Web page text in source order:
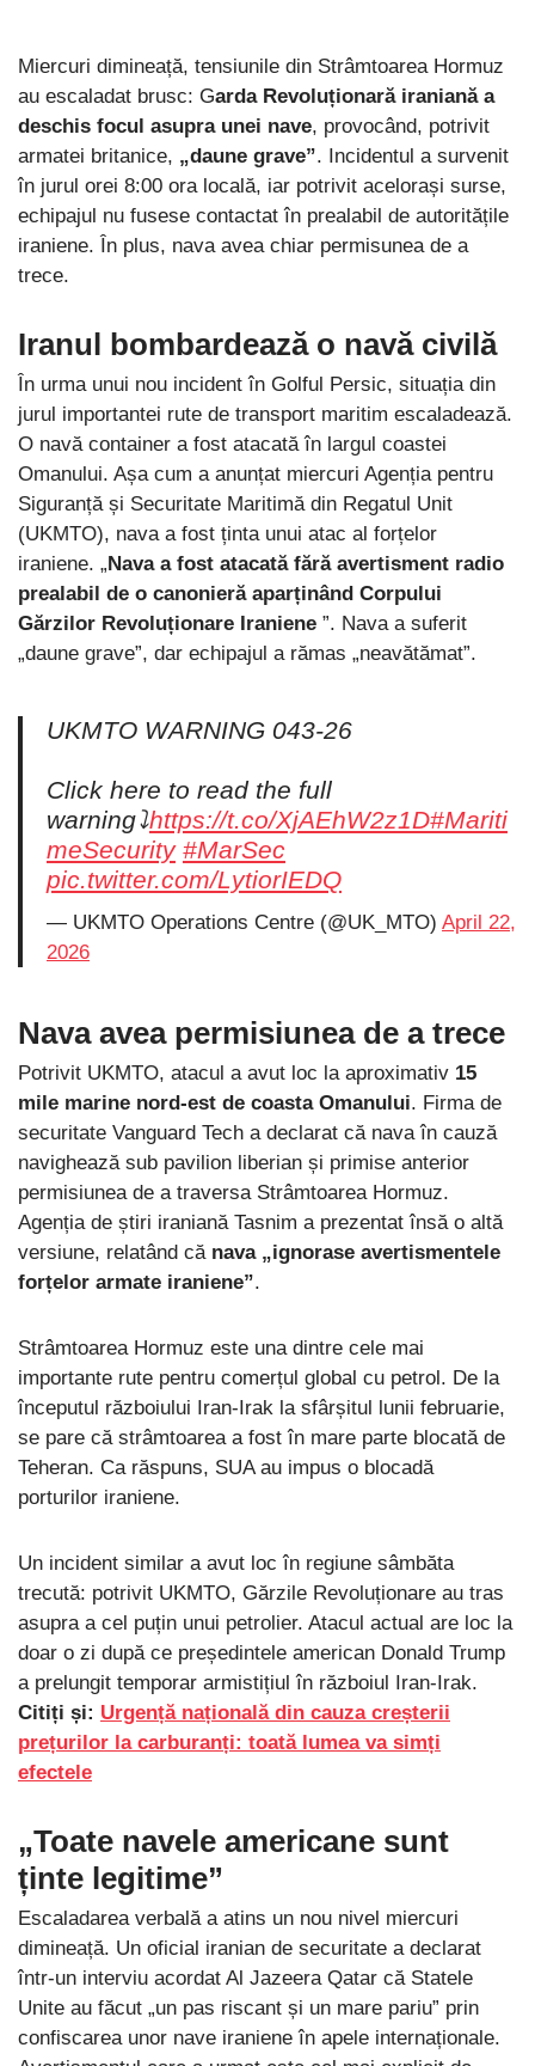
Miercuri dimineață, tensiunile din Strâmtoarea Hormuz
au escaladat brusc: Garda Revoluționară iraniană a
deschis focul asupra unei nave, provocând, potrivit
armatei britanice, „daune grave”. Incidentul a survenit
în jurul orei 8:00 ora locală, iar potrivit acelorași surse,
echipajul nu fusese contactat în prealabil de autoritățile
iraniene. În plus, nava avea chiar permisunea de a
trece.
Iranul bombardează o navă civilă
În urma unui nou incident în Golful Persic, situația din
jurul importantei rute de transport maritim escaladează.
O navă container a fost atacată în largul coastei
Omanului. Așa cum a anunțat miercuri Agenția pentru
Siguranță și Securitate Maritimă din Regatul Unit
(UKMTO), nava a fost ținta unui atac al forțelor
iraniene. „Nava a fost atacată fără avertisment radio
prealabil de o canonieră aparținând Corpului
Gărzilor Revoluționare Iraniene ”. Nava a suferit
„daune grave”, dar echipajul a rămas „neavătămat”.
UKMTO WARNING 043-26
Click here to read the full
warning⤵️https://t.co/XjAEhW2z1D#Mariti
meSecurity #MarSec
pic.twitter.com/LytiorIEDQ
— UKMTO Operations Centre (@UK_MTO) April 22,
2026
Nava avea permisiunea de a trece
Potrivit UKMTO, atacul a avut loc la aproximativ 15
mile marine nord-est de coasta Omanului. Firma de
securitate Vanguard Tech a declarat că nava în cauză
navighează sub pavilion liberian și primise anterior
permisiunea de a traversa Strâmtoarea Hormuz.
Agenția de știri iraniană Tasnim a prezentat însă o altă
versiune, relatând că nava „ignorase avertismentele
forțelor armate iraniene”.
Strâmtoarea Hormuz este una dintre cele mai
importante rute pentru comerțul global cu petrol. De la
începutul războiului Iran-Irak la sfârșitul lunii februarie,
se pare că strâmtoarea a fost în mare parte blocată de
Teheran. Ca răspuns, SUA au impus o blocadă
porturilor iraniene.
Un incident similar a avut loc în regiune sâmbăta
trecută: potrivit UKMTO, Gărzile Revoluționare au tras
asupra a cel puțin unui petrolier. Atacul actual are loc la
doar o zi după ce președintele american Donald Trump
a prelungit temporar armistițiul în războiul Iran-Irak.
Citiți și: Urgență națională din cauza creșterii
prețurilor la carburanți: toată lumea va simți
efectele
„Toate navele americane sunt
ținte legitime”
Escaladarea verbală a atins un nou nivel miercuri
dimineață. Un oficial iranian de securitate a declarat
într-un interviu acordat Al Jazeera Qatar că Statele
Unite au făcut „un pas riscant și un mare pariu” prin
confiscarea unor nave iraniene în apele internaționale.